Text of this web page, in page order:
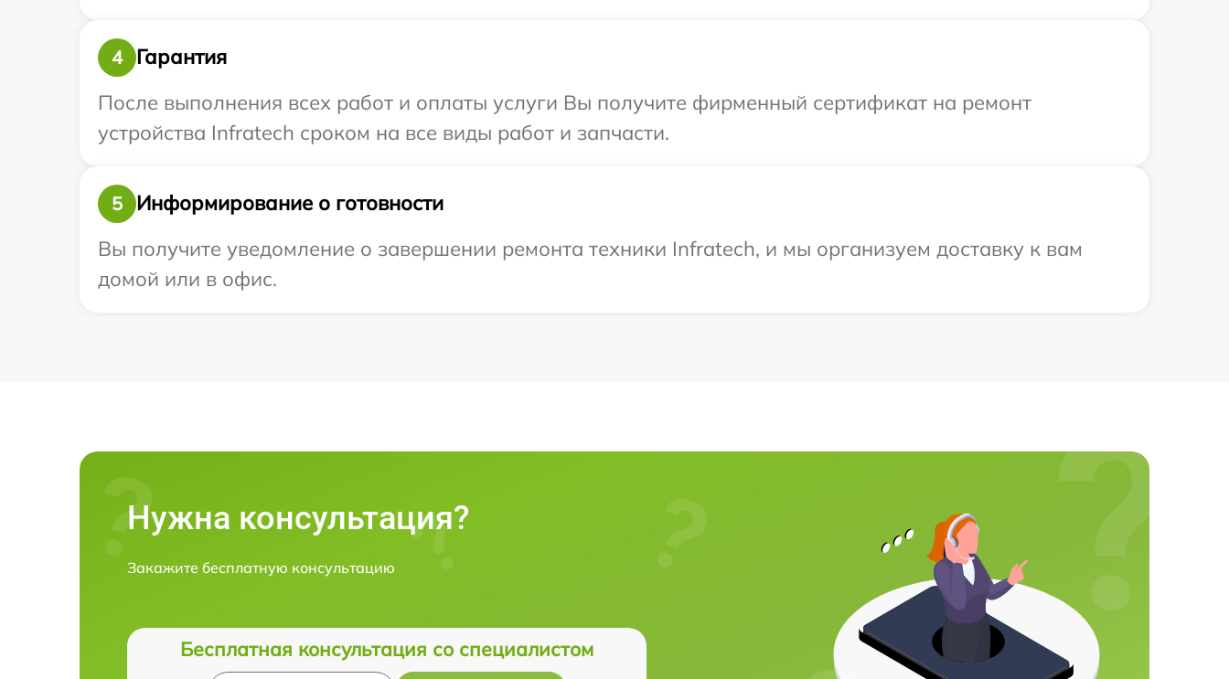
4
Гарантия
После выполнения всех работ и оплаты услуги Вы получите фирменный сертификат на ремонт
устройства Infratech сроком на все виды работ и запчасти.
5
Информирование о готовности
Вы получите уведомление о завершении ремонта техники Infratech, и мы организуем доставку к вам
домой или в офис.
Нужна консультация?
Закажите бесплатную консультацию
Бесплатная консультация со специалистом